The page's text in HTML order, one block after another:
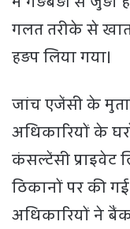
गलत तरीके से
हड़प लिया गया।
जांच एजेंसी के
अधिकारियों के
कंसल्टेंसी
ठिकानों पर की
अधिकारियों ने